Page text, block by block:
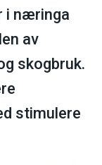
i næringa
av
skogbruk.
stimulere